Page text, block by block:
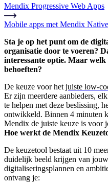
Mendix Progressive Web Apps
Mobile apps met Mendix Native
Sta je op het punt om de
organisatie door te voeren?
interessante optie. Maar
behoeften?
De keuze voor het juiste low-
Er zijn meerdere aanbieders,
te helpen met deze beslissing,
ontwikkeld. Binnen 4 minuten
Mendix de juiste keuze is voor
Hoe werkt de Mendix
De keuzetool bestaat uit 10
duidelijk beeld krijgen van
digitaliseringsplannen en
ontvang je: